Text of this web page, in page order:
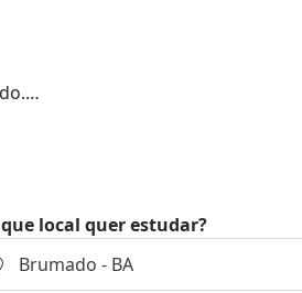
que local quer estudar?